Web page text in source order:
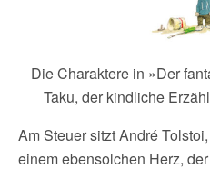
Die Charaktere in »Der
Taku, der kindliche
Am Steuer sitzt André
einem ebensolchen Herz,